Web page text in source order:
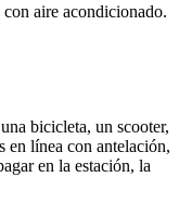
aire acondicionado.
bicicleta, un scooter,
en línea con antelación,
en la estación, la